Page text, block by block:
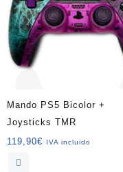
Mando PS5 Bicolor +
Joysticks TMR
119,90€ IVA incluido